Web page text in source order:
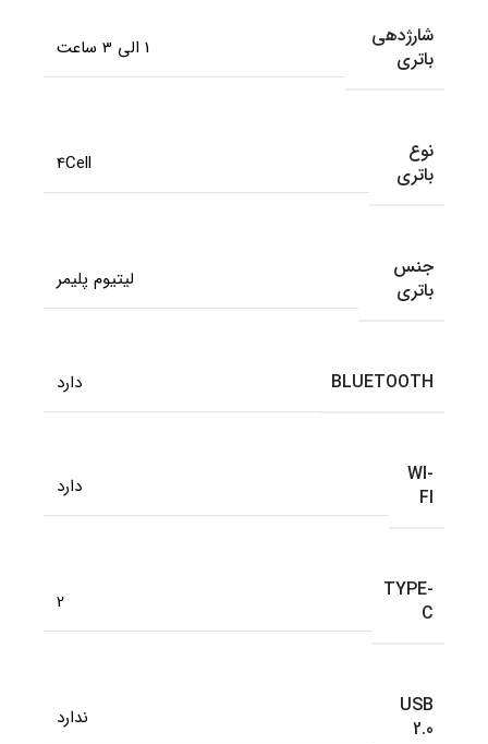
شارژدهی
باتری
1 الی 3 ساعت
نوع
باتری
4Cell
جنس
باتری
لیتیوم پلیمر
BLUETOOTH دارد
WI-
FI
دارد
TYPE-
C
2
USB
2.0
ندارد